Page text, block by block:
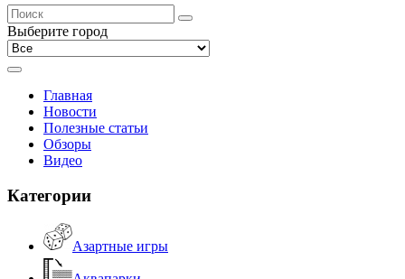
Выберите город
Главная
Новости
Полезные статьи
Обзоры
Видео
Категории
Азартные игры